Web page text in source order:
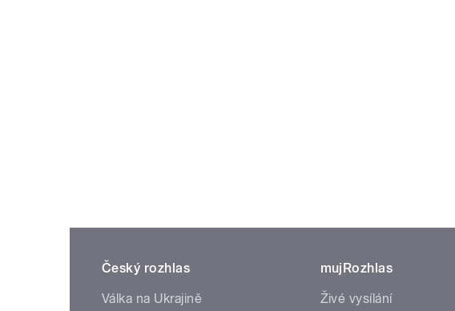
Český rozhlas
Válka na Ukrajině
mujRozhlas
Živé vysílání